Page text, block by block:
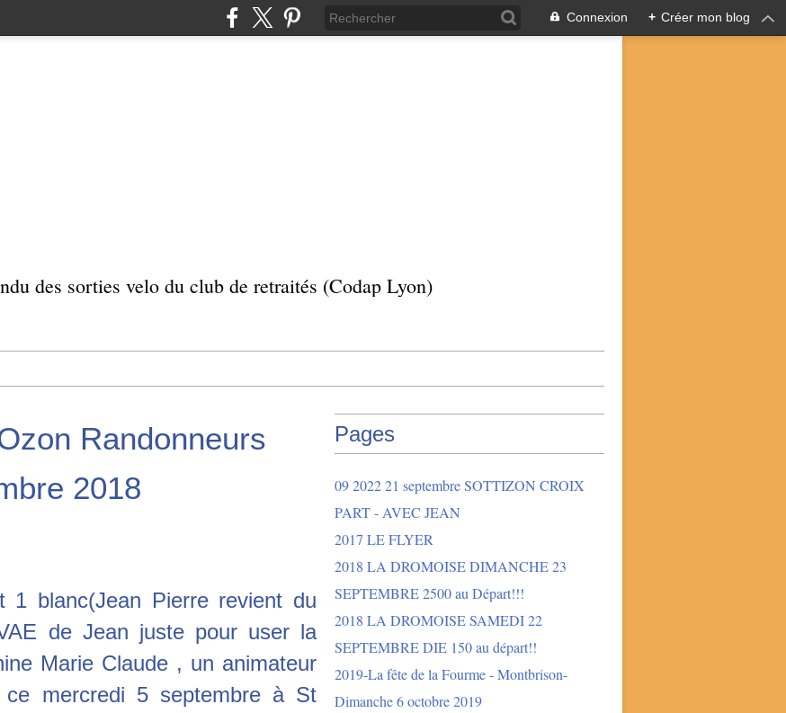
Connexion + Créer mon blog
des sorties velo du club de retraités (Codap Lyon)
Randonneurs
2018
blanc(Jean Pierre revient du
de Jean juste pour user la
Marie Claude , un animateur
mercredi 5 septembre à St
Pages
09 2022 21 septembre SOTTIZON CROIX
PART - AVEC JEAN
2017 LE FLYER
2018 LA DROMOISE DIMANCHE 23
SEPTEMBRE 2500 au Départ!!!
2018 LA DROMOISE SAMEDI 22
SEPTEMBRE DIE 150 au départ!!
2019-La fête de la Fourme - Montbrison-
Dimanche 6 octobre 2019